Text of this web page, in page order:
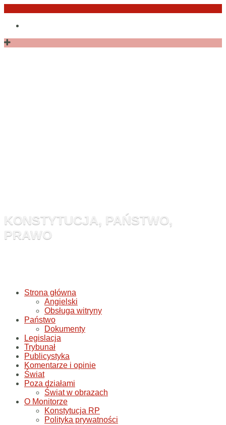
Przejdź
treści
KONSTYTUCJA, PAŃSTWO,
PRAWO
Strona główna
Angielski
Obsługa witryny
Państwo
Dokumenty
Legislacja
Trybunał
Publicystyka
Komentarze i opinie
Świat
Poza działami
Świat w obrazach
O Monitorze
Konstytucja RP
Polityka prywatności